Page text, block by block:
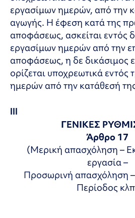
εργασίμων ημερών, από την
αγωγής. Η έφεση κατά της
αποφάσεως, ασκείται εντός
εργασίμων ημερών από την
αποφάσεως, η δε δικάσιμος
ορίζεται υποχρεωτικά εντός
ημερών από την κατάθεσή
ΙΙΙ
ΓΕΝΙΚΕΣ
Άρθρο 17
(Μερική απασχόληση –
εργασία –
Προσωρινή απασχόληση
Περίοδος